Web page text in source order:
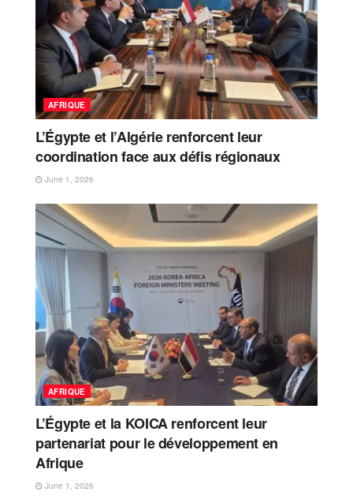
AFRIQUE
L’Égypte et l’Algérie renforcent leur
coordination face aux défis régionaux
June 1, 2026
AFRIQUE
L’Égypte et la KOICA renforcent leur
partenariat pour le développement en
Afrique
June 1, 2026